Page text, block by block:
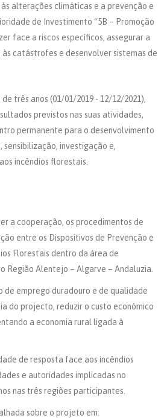
alterações climáticas e a prevenção e
de Investimento “5B – Promoção
face a riscos específicos, assegurar a
catástrofes e desenvolver sistemas de
três anos (01/01/2019 - 12/12/2021),
previstos nas suas atividades,
permanente para o desenvolvimento
investigação e,
incêndios florestais.
a cooperação, os procedimentos de
entre os Dispositivos de Prevenção e
Florestais dentro da área de
Região Alentejo – Algarve – Andaluzia.
de emprego duradouro e de qualidade
do projecto, reduzir o custo económico
a economia rural ligada à
de resposta face aos incêndios
e autoridades implicadas no
nas três regiões participantes.
sobre o projeto em: